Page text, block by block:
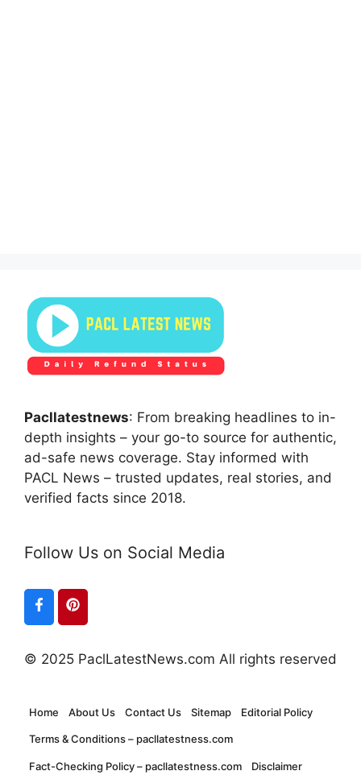
Pacllatestnews: From breaking headlines to in-
depth insights – your go-to source for authentic,
ad-safe news coverage. Stay informed with
PACL News – trusted updates, real stories, and
verified facts since 2018.
Follow Us on Social Media
© 2025 PaclLatestNews.com All rights reserved
Home About Us Contact Us Sitemap Editorial Policy
Terms & Conditions – pacllatestness.com
Fact-Checking Policy – pacllatestness.com Disclaimer